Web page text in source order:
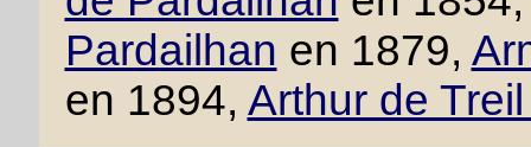
Pardailhan en 1879,
en 1894, Arthur de